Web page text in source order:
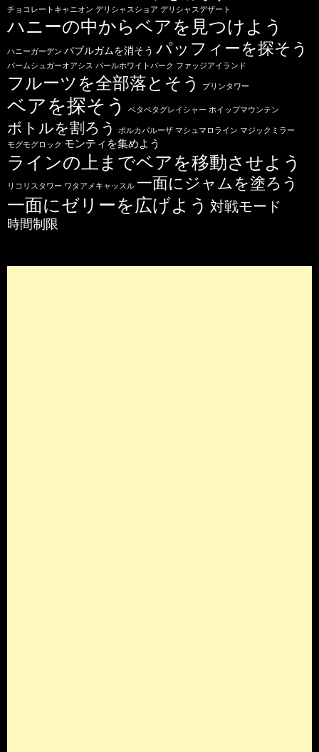
チョコレートキャニオン デリシャスショア デリシャスデザート
ハニーの中からベアを見つけよう
ハニーガーデン バブルガムを消そう パッフィーを探そう
パームシュガーオアシス パールホワイトパーク ファッジアイランド
フルーツを全部落とそう プリンタワー
ベアを探そう ベタベタグレイシャー ホイップマウンテン
ボトルを割ろう ポルカパルーザ マシュマロライン マジックミラー
モグモグロック モンティを集めよう
ラインの上までベアを移動させよう
リコリスタワー ワタアメキャッスル 一面にジャムを塗ろう
一面にゼリーを広げよう 対戦モード
時間制限